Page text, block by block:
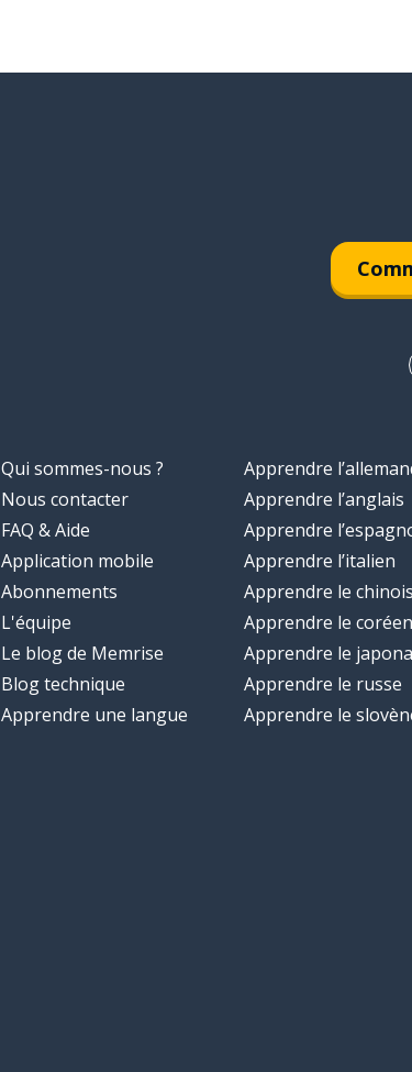
Qui sommes-nous ?
Nous contacter
FAQ & Aide
Application mobile
Abonnements
L'équipe
Le blog de Memrise
Blog technique
Apprendre une langue
Apprendre
Apprendre l’anglais
Apprendre
Apprendre l’italien
Apprendre le chinois
Apprendre le coréen
Apprendre le
Apprendre le russe
Apprendre le